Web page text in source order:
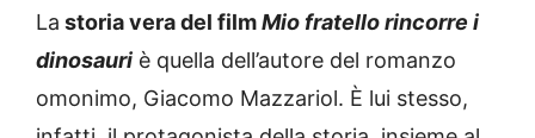
La storia vera del filmMio fratello rincorre i
dinosauri è quella dell’autore del romanzo
omonimo, Giacomo Mazzariol. È lui stesso,